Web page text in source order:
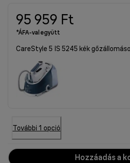
95 959 Ft
*ÁFA-val együtt
CareStyle 5 IS 5245 kék
További 1 opció
Hozzáadás a